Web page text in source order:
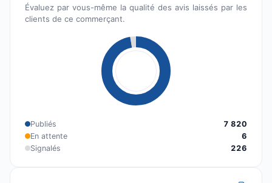
Évaluez par vous-même la qualité des avis laissés par les
clients de ce commerçant.
Publiés
7 820
En attente
6
Signalés
226